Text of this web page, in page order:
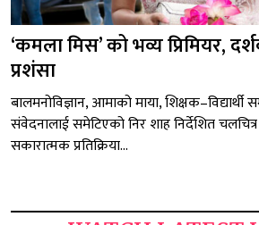
‘कमला मिस’ को भव्य प्रिमियर,
प्रशंसा
बालमनोविज्ञान, आमाको माया, शिक्षक–विद्यार्थी
संवेदनालाई समेटिएको निर शाह निर्देशित
सकारात्मक प्रतिक्रिया...